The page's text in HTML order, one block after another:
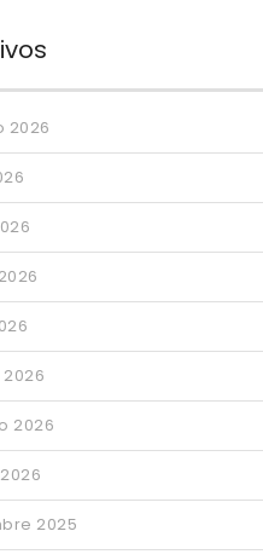
2026
2026
2025